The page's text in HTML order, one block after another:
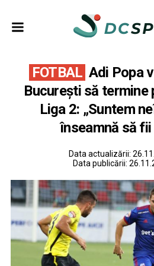
FOTBAL Adi Popa
București să termine
Liga 2: „Suntem
înseamnă să fii
Data actualizării:
Data publicării: